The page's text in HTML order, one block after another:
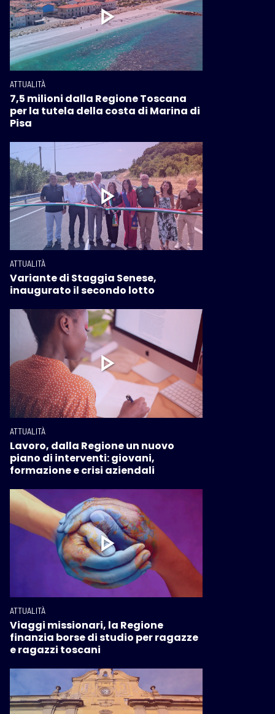
ATTUALITÀ
7,5 milioni dalla Regione Toscana
per la tutela della costa di Marina di
Pisa
ATTUALITÀ
Variante di Staggia Senese,
inaugurato il secondo lotto
ATTUALITÀ
Lavoro, dalla Regione un nuovo
piano di interventi: giovani,
formazione e crisi aziendali
ATTUALITÀ
Viaggi missionari, la Regione
finanzia borse di studio per ragazze
e ragazzi toscani